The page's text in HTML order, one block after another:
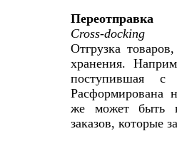
Переотправка
Cross-docking
Отгрузка
хранения.
поступившая с
Расформирована
же может быть
заказов, которые